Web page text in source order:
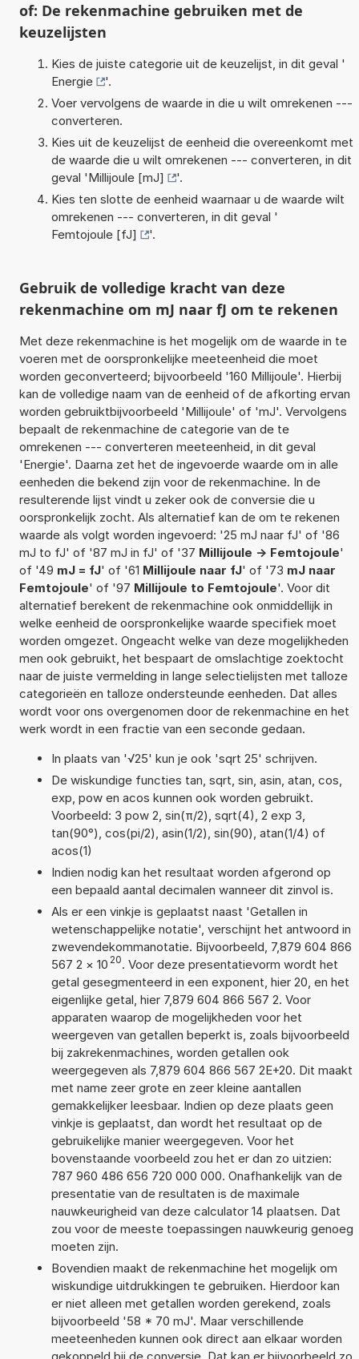
of: De rekenmachine gebruiken met de
keuzelijsten
Kies de juiste categorie uit de keuzelijst, in dit geval '
Energie
'.
Voer vervolgens de waarde in die u wilt omrekenen ---
converteren.
Kies uit de keuzelijst de eenheid die overeenkomt met
de waarde die u wilt omrekenen --- converteren, in dit
geval 'Millijoule [mJ]
'.
Kies ten slotte de eenheid waarnaar u de waarde wilt
omrekenen --- converteren, in dit geval '
Femtojoule [fJ]
'.
Gebruik de volledige kracht van deze
rekenmachine om mJ naar fJ om te rekenen
Met deze rekenmachine is het mogelijk om de waarde in te
voeren met de oorspronkelijke meeteenheid die moet
worden geconverteerd; bijvoorbeeld '160 Millijoule'. Hierbij
kan de volledige naam van de eenheid of de afkorting ervan
worden gebruiktbijvoorbeeld 'Millijoule' of 'mJ'. Vervolgens
bepaalt de rekenmachine de categorie van de te
omrekenen --- converteren meeteenheid, in dit geval
'Energie'. Daarna zet het de ingevoerde waarde om in alle
eenheden die bekend zijn voor de rekenmachine. In de
resulterende lijst vindt u zeker ook de conversie die u
oorspronkelijk zocht. Als alternatief kan de om te rekenen
waarde als volgt worden ingevoerd: '25 mJ naar fJ' of '86
mJ to fJ' of '87 mJ in fJ' of '37 Millijoule -> Femtojoule'
of '49 mJ = fJ' of '61 Millijoule naar fJ' of '73 mJ naar
Femtojoule' of '97 Millijoule to Femtojoule'. Voor dit
alternatief berekent de rekenmachine ook onmiddellijk in
welke eenheid de oorspronkelijke waarde specifiek moet
worden omgezet. Ongeacht welke van deze mogelijkheden
men ook gebruikt, het bespaart de omslachtige zoektocht
naar de juiste vermelding in lange selectielijsten met talloze
categorieën en talloze ondersteunde eenheden. Dat alles
wordt voor ons overgenomen door de rekenmachine en het
werk wordt in een fractie van een seconde gedaan.
In plaats van '√25' kun je ook 'sqrt 25' schrijven.
De wiskundige functies tan, sqrt, sin, asin, atan, cos,
exp, pow en acos kunnen ook worden gebruikt.
Voorbeeld: 3 pow 2, sin(π/2), sqrt(4), 2 exp 3,
tan(90°), cos(pi/2), asin(1/2), sin(90), atan(1/4) of
acos(1)
Indien nodig kan het resultaat worden afgerond op
een bepaald aantal decimalen wanneer dit zinvol is.
Als er een vinkje is geplaatst naast 'Getallen in
wetenschappelijke notatie', verschijnt het antwoord in
zwevendekommanotatie. Bijvoorbeeld, 7,879 604 866
567 2 × 10 20. Voor deze presentatievorm wordt het
getal gesegmenteerd in een exponent, hier 20, en het
eigenlijke getal, hier 7,879 604 866 567 2. Voor
apparaten waarop de mogelijkheden voor het
weergeven van getallen beperkt is, zoals bijvoorbeeld
bij zakrekenmachines, worden getallen ook
weergegeven als 7,879 604 866 567 2E+20. Dit maakt
met name zeer grote en zeer kleine aantallen
gemakkelijker leesbaar. Indien op deze plaats geen
vinkje is geplaatst, dan wordt het resultaat op de
gebruikelijke manier weergegeven. Voor het
bovenstaande voorbeeld zou het er dan zo uitzien:
787 960 486 656 720 000 000. Onafhankelijk van de
presentatie van de resultaten is de maximale
nauwkeurigheid van deze calculator 14 plaatsen. Dat
zou voor de meeste toepassingen nauwkeurig genoeg
moeten zijn.
Bovendien maakt de rekenmachine het mogelijk om
wiskundige uitdrukkingen te gebruiken. Hierdoor kan
er niet alleen met getallen worden gerekend, zoals
bijvoorbeeld '58 * 70 mJ'. Maar verschillende
meeteenheden kunnen ook direct aan elkaar worden
gekoppeld bij de conversie. Dat kan er bijvoorbeeld zo